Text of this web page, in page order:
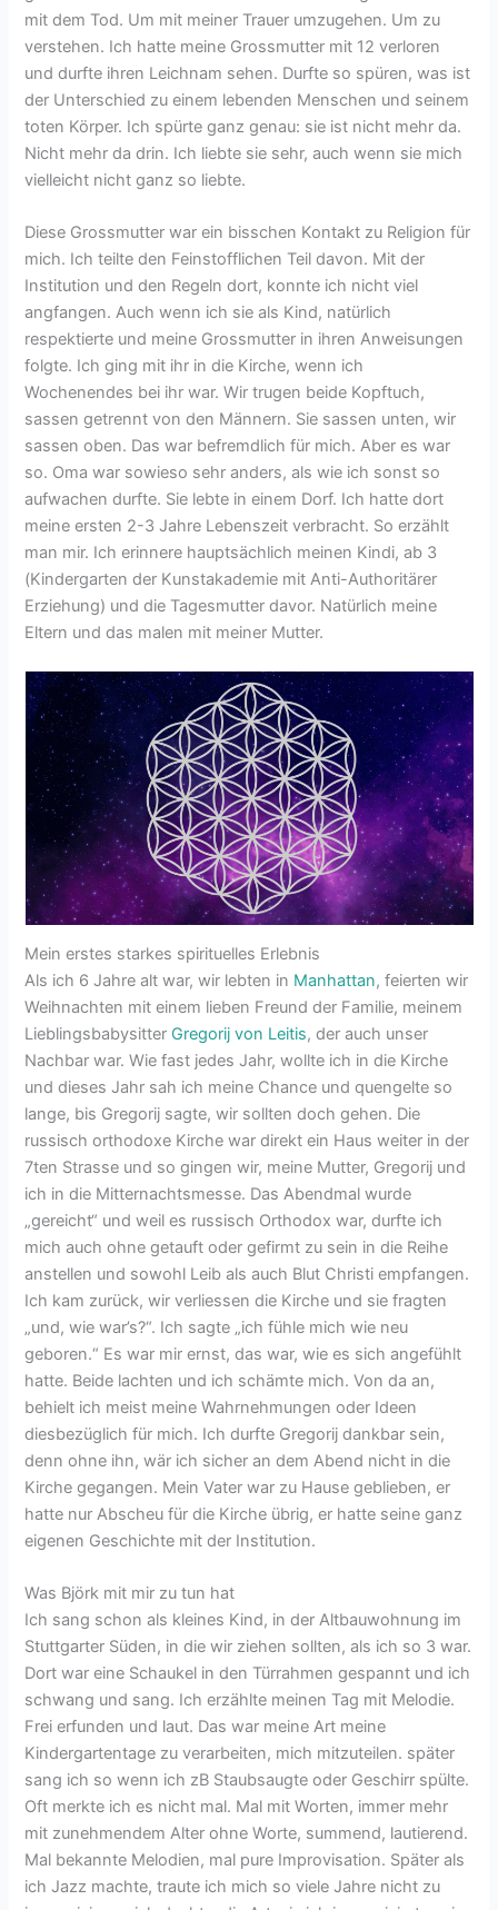
mit dem Tod. Um mit meiner Trauer umzugehen. Um zu
verstehen. Ich hatte meine Grossmutter mit 12 verloren
und durfte ihren Leichnam sehen. Durfte so spüren, was ist
der Unterschied zu einem lebenden Menschen und seinem
toten Körper. Ich spürte ganz genau: sie ist nicht mehr da.
Nicht mehr da drin. Ich liebte sie sehr, auch wenn sie mich
vielleicht nicht ganz so liebte.
Diese Grossmutter war ein bisschen Kontakt zu Religion für
mich. Ich teilte den Feinstofflichen Teil davon. Mit der
Institution und den Regeln dort, konnte ich nicht viel
angfangen. Auch wenn ich sie als Kind, natürlich
respektierte und meine Grossmutter in ihren Anweisungen
folgte. Ich ging mit ihr in die Kirche, wenn ich
Wochenendes bei ihr war. Wir trugen beide Kopftuch,
sassen getrennt von den Männern. Sie sassen unten, wir
sassen oben. Das war befremdlich für mich. Aber es war
so. Oma war sowieso sehr anders, als wie ich sonst so
aufwachen durfte. Sie lebte in einem Dorf. Ich hatte dort
meine ersten 2-3 Jahre Lebenszeit verbracht. So erzählt
man mir. Ich erinnere hauptsächlich meinen Kindi, ab 3
(Kindergarten der Kunstakademie mit Anti-Authoritärer
Erziehung) und die Tagesmutter davor. Natürlich meine
Eltern und das malen mit meiner Mutter.
Mein erstes starkes spirituelles Erlebnis
Als ich 6 Jahre alt war, wir lebten in Manhattan, feierten wir
Weihnachten mit einem lieben Freund der Familie, meinem
Lieblingsbabysitter Gregorij von Leitis, der auch unser
Nachbar war. Wie fast jedes Jahr, wollte ich in die Kirche
und dieses Jahr sah ich meine Chance und quengelte so
lange, bis Gregorij sagte, wir sollten doch gehen. Die
russisch orthodoxe Kirche war direkt ein Haus weiter in der
7ten Strasse und so gingen wir, meine Mutter, Gregorij und
ich in die Mitternachtsmesse. Das Abendmal wurde
„gereicht“ und weil es russisch Orthodox war, durfte ich
mich auch ohne getauft oder gefirmt zu sein in die Reihe
anstellen und sowohl Leib als auch Blut Christi empfangen.
Ich kam zurück, wir verliessen die Kirche und sie fragten
„und, wie war’s?“. Ich sagte „ich fühle mich wie neu
geboren.“ Es war mir ernst, das war, wie es sich angefühlt
hatte. Beide lachten und ich schämte mich. Von da an,
behielt ich meist meine Wahrnehmungen oder Ideen
diesbezüglich für mich. Ich durfte Gregorij dankbar sein,
denn ohne ihn, wär ich sicher an dem Abend nicht in die
Kirche gegangen. Mein Vater war zu Hause geblieben, er
hatte nur Abscheu für die Kirche übrig, er hatte seine ganz
eigenen Geschichte mit der Institution.
Was Björk mit mir zu tun hat
Ich sang schon als kleines Kind, in der Altbauwohnung im
Stuttgarter Süden, in die wir ziehen sollten, als ich so 3 war.
Dort war eine Schaukel in den Türrahmen gespannt und ich
schwang und sang. Ich erzählte meinen Tag mit Melodie.
Frei erfunden und laut. Das war meine Art meine
Kindergartentage zu verarbeiten, mich mitzuteilen. später
sang ich so wenn ich zB Staubsaugte oder Geschirr spülte.
Oft merkte ich es nicht mal. Mal mit Worten, immer mehr
mit zunehmendem Alter ohne Worte, summend, lautierend.
Mal bekannte Melodien, mal pure Improvisation. Später als
ich Jazz machte, traute ich mich so viele Jahre nicht zu